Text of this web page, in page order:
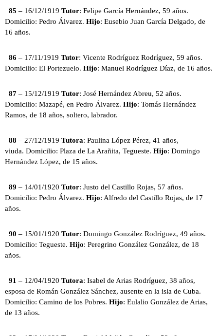
85 – 16/12/1919 Tutor: Felipe García Hernández, 59 años.
Domicilio: Pedro Álvarez. Hijo: Eusebio Juan García Delgado, de
16 años.
86 – 17/11/1919 Tutor: Vicente Rodríguez Rodríguez, 59 años.
Domicilio: El Portezuelo. Hijo: Manuel Rodríguez Díaz, de 16 años.
87 – 15/12/1919 Tutor: José Hernández Abreu, 52 años.
Domicilio: Mazapé, en Pedro Álvarez. Hijo: Tomás Hernández
Ramos, de 18 años, soltero, labrador.
88 – 27/12/1919 Tutora: Paulina López Pérez, 41 años,
viuda. Domicilio: Plaza de La Arañita, Tegueste. Hijo: Domingo
Hernández López, de 15 años.
89 – 14/01/1920 Tutor: Justo del Castillo Rojas, 57 años.
Domicilio: Pedro Álvarez. Hijo: Alfredo del Castillo Rojas, de 17
años.
90 – 15/01/1920 Tutor: Domingo González Rodríguez, 49 años.
Domicilio: Tegueste. Hijo: Peregrino González González, de 18
años.
91 – 12/04/1920 Tutora: Isabel de Arias Rodríguez, 38 años,
esposa de Román González Sánchez, ausente en la isla de Cuba.
Domicilio: Camino de los Pobres. Hijo: Eulalio González de Arias,
de 13 años.